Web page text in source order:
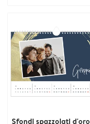
Sfondi spazzolati d'oro